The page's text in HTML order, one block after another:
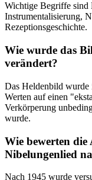
Wichtige Begriffe sind
Instrumentalisierung,
Rezeptionsgeschichte.
Wie wurde das
verändert?
Das Heldenbild wurde
Werten auf einen
Verkörperung
wurde.
Wie bewerten
Nibelungenlied
Nach 1945 wurde